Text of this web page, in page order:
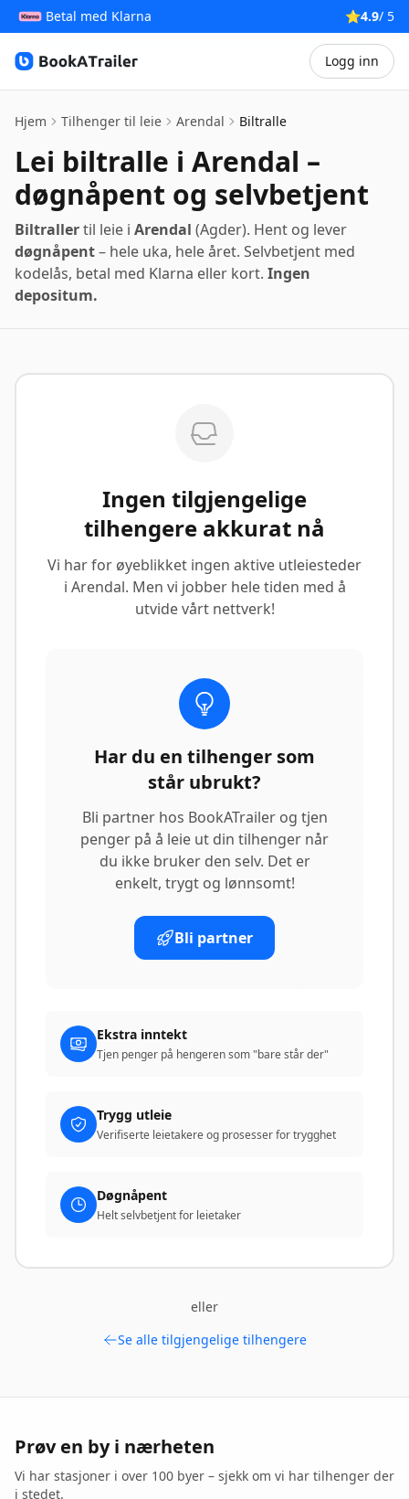
Betal med Klarna ⭐4.9/ 5
Logg inn
Hjem Tilhenger til leie Arendal Biltralle
Lei biltralle i Arendal –
døgnåpent og selvbetjent
Biltrallertil leie i Arendal (Agder). Hent og lever
døgnåpent– hele uka, hele året. Selvbetjent med
kodelås, betal med Klarna eller kort. Ingen
depositum.
Ingen tilgjengelige
tilhengere akkurat nå
Vi har for øyeblikket ingen aktive utleiesteder
i Arendal. Men vi jobber hele tiden med å
utvide vårt nettverk!
Har du en tilhenger som
står ubrukt?
Bli partner hos BookATrailer og tjen
penger på å leie ut din tilhenger når
du ikke bruker den selv. Det er
enkelt, trygt og lønnsomt!
Bli partner
Ekstra inntekt
Tjen penger på hengeren som "bare står der"
Trygg utleie
Verifiserte leietakere og prosesser for trygghet
Døgnåpent
Helt selvbetjent for leietaker
eller
Se alle tilgjengelige tilhengere
Prøv en by i nærheten
Vi har stasjoner i over 100 byer – sjekk om vi har tilhenger der
i stedet.